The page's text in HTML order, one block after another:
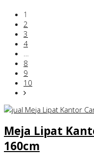
1
2
3
4
8
9
10
Meja Lipat
160cm